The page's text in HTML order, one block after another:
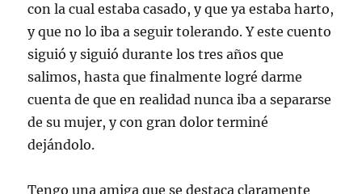
con la cual estaba casado, y que ya estaba harto,
y que no lo iba a seguir tolerando. Y este cuento
siguió y siguió durante los tres años que
salimos, hasta que finalmente logré darme
cuenta de que en realidad nunca iba a separarse
de su mujer, y con gran dolor terminé
dejándolo.
Tengo una amiga que se destaca claramente